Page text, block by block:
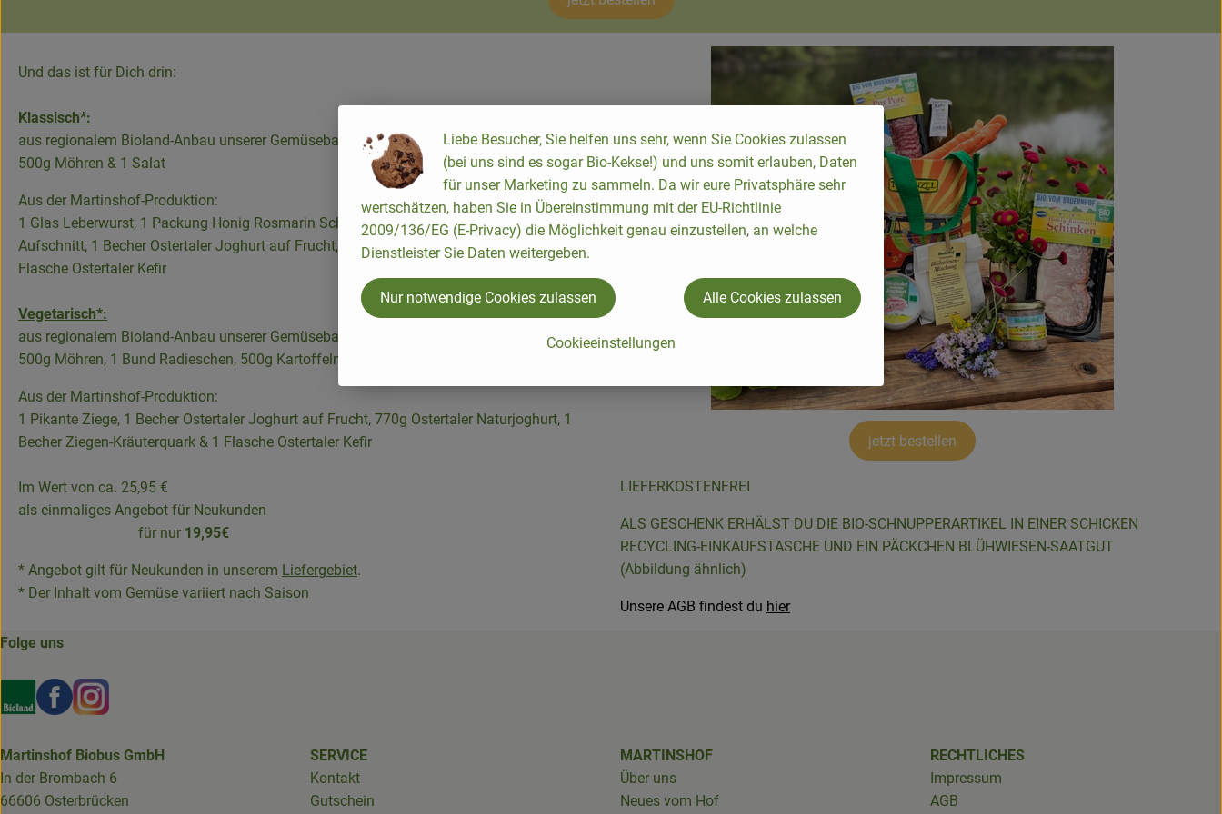
Und das ist für Dich drin:
Klassisch*:
aus regionalem Bioland-Anbau unserer Gemüsebauern:
500g Möhren & 1 Salat
Aus der Martinshof-Produktion:
1 Glas Leberwurst, 1 Packung Honig Rosmarin Schinken-Aufschnitt, 1 Packung Pur Porc
Aufschnitt, 1 Becher Ostertaler Joghurt auf Frucht, 1 Becher Ziegen-Kräuterquark & 1
Flasche Ostertaler Kefir
Vegetarisch*:
aus regionalem Bioland-Anbau unserer Gemüsebauern:
500g Möhren, 1 Bund Radieschen, 500g Kartoffeln & 1 Salat
Aus der Martinshof-Produktion:
1 Pikante Ziege, 1 Becher Ostertaler Joghurt auf Frucht, 770g Ostertaler Naturjoghurt, 1
Becher Ziegen-Kräuterquark & 1 Flasche Ostertaler Kefir
Im Wert von ca. 25,95 €
als einmaliges Angebot für Neukunden
für nur 19,95€
* Angebot gilt für Neukunden in unserem Liefergebiet.
* Der Inhalt vom Gemüse variiert nach Saison
jetzt bestellen
LIEFERKOSTENFREI
ALS GESCHENK ERHÄLST DU DIE BIO-SCHNUPPERARTIKEL IN EINER SCHICKEN
RECYCLING-EINKAUFSTASCHE UND EIN PÄCKCHEN BLÜHWIESEN-SAATGUT
(Abbildung ähnlich)
Unsere AGB findest du hier
Folge uns
Externer Link zu https://www.bioland.de/verbraucher
Externer Link zu https://www.facebook.com/martinshof/
Externer Link zu https://www.instagram.com/biobus_bringts/
Martinshof Biobus GmbH
In der Brombach 6
66606 Osterbrücken
SERVICE
Kontakt
Gutschein
MARTINSHOF
Über uns
Neues vom Hof
RECHTLICHES
Impressum
AGB
Liebe Besucher, Sie helfen uns sehr, wenn Sie Cookies zulassen
(bei uns sind es sogar Bio-Kekse!) und uns somit erlauben, Daten
für unser Marketing zu sammeln. Da wir eure Privatsphäre sehr
wertschätzen, haben Sie in Übereinstimmung mit der EU-Richtlinie
2009/136/EG (E-Privacy) die Möglichkeit genau einzustellen, an welche
Dienstleister Sie Daten weitergeben.
Cookieeinstellungen
Nur notwendige Cookies zulassen Alle Cookies zulassen